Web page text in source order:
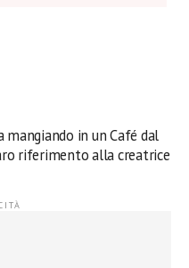
in un Café dal
riferimento alla creatrice